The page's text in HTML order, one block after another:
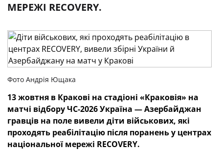
МЕРЕЖІ RECOVERY.
Фото Андрія Ющака
13 жовтня в Кракові на стадіоні «Краковія» на
матчі відбору ЧС-2026 Україна — Азербайджан
гравців на поле вивели діти військових, які
проходять реабілітацію після поранень у центрах
національної мережі RECOVERY.